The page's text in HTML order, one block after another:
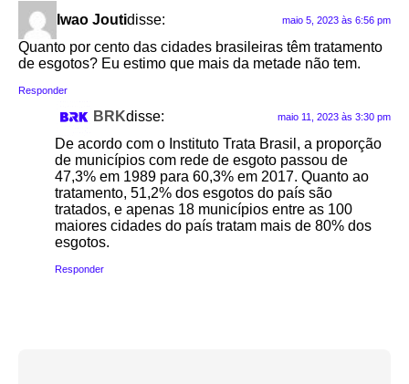
Iwao Joutidisse: maio 5, 2023 às 6:56 pm
Quanto por cento das cidades brasileiras têm tratamento
de esgotos? Eu estimo que mais da metade não tem.
Responder
BRKdisse: maio 11, 2023 às 3:30 pm
De acordo com o Instituto Trata Brasil, a proporção
de municípios com rede de esgoto passou de
47,3% em 1989 para 60,3% em 2017. Quanto ao
tratamento, 51,2% dos esgotos do país são
tratados, e apenas 18 municípios entre as 100
maiores cidades do país tratam mais de 80% dos
esgotos.
Responder